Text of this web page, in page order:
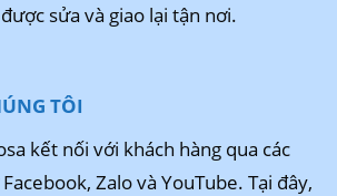
sửa và giao lại tận nơi.
TÔI
kết nối với khách hàng qua các
Zalo và YouTube. Tại đây,